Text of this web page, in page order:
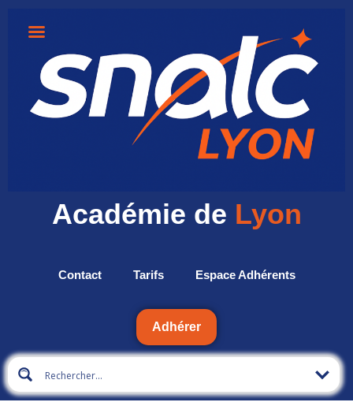
Académie de Lyon
Contact Tarifs Espace Adhérents
Adhérer